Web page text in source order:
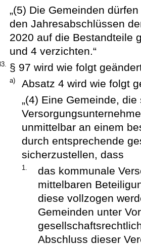
„(5) Die Gemeinden
den Jahresabschlüssen
2020 auf die Bestandteile
und 4 verzichten.“
§ 97 wird wie folgt
a)
Absatz 4 wird wie folgt
„(4) Eine Gemeinde,
unmittelbar an einem
durch entsprechende
sicherzustellen, dass
1.
das kommunale
mittelbaren
diese vollzogen
Gemeinden unter
Abschluss dieser